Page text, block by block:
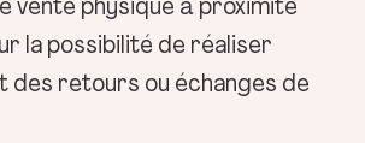
vente physique à proximité
la possibilité de réaliser
des retours ou échanges de